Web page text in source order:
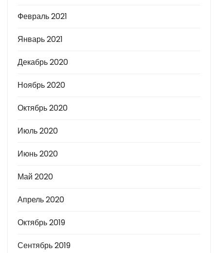
Февраль 2021
Январь 2021
Декабрь 2020
Ноябрь 2020
Октябрь 2020
Июль 2020
Июнь 2020
Май 2020
Апрель 2020
Октябрь 2019
Сентябрь 2019